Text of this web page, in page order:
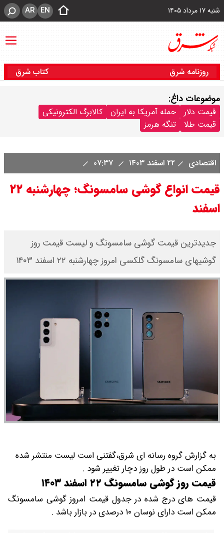
شنبه ۱۷ مرداد ۱۴۰۵ EN
AR
روزنامه شرق کتاب شرق
موضوعات داغ:
قیمت دلار حمله آمریکا به ایران
کالابرگ الکترونیکی
قیمت طلا
تنگه هرمز
اقتصادی ۲۲ اسفند ۱۴۰۳
قیمت انواع گوشی سامسونگ؛ چهارشنبه ۲۲
اسفند
جدیدترین قیمت گوشی سامسونگ و لیست قیمت روز
گوشیهای سامسونگ گلکسی امروز چهارشنبه ۲۲ اسفند ۱۴۰۳
به گزارش گروه رسانه ای شرق،گفتنی است لیست منتشر شده
ممکن است در طول روز دچار تغییر شود .
قیمت روز گوشی سامسونگ ۲۲ اسفند ۱۴۰۳
قیمت های درج شده در جدول قیمت امروز گوشی سامسونگ
ممکن است دارای نوسان ۱۰ درصدی در بازار باشد .